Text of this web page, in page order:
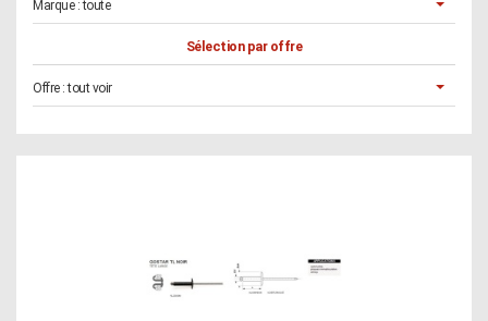
Marque :toute
Sélection par offre
Offre :tout voir